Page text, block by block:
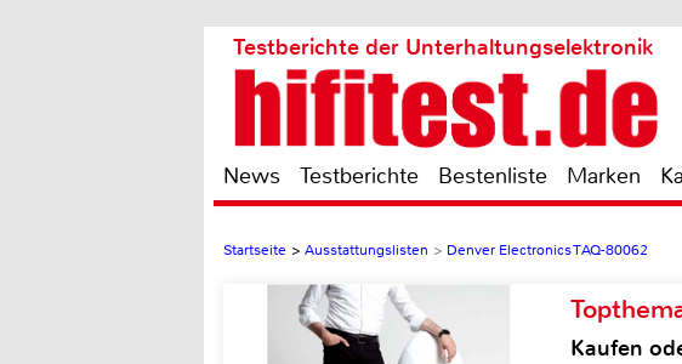
Testberichte der Unterhaltungselektronik
News Testberichte Bestenliste Marken
Startseite > Ausstattungslisten > Denver Electronics TAQ-80062
Kaufen